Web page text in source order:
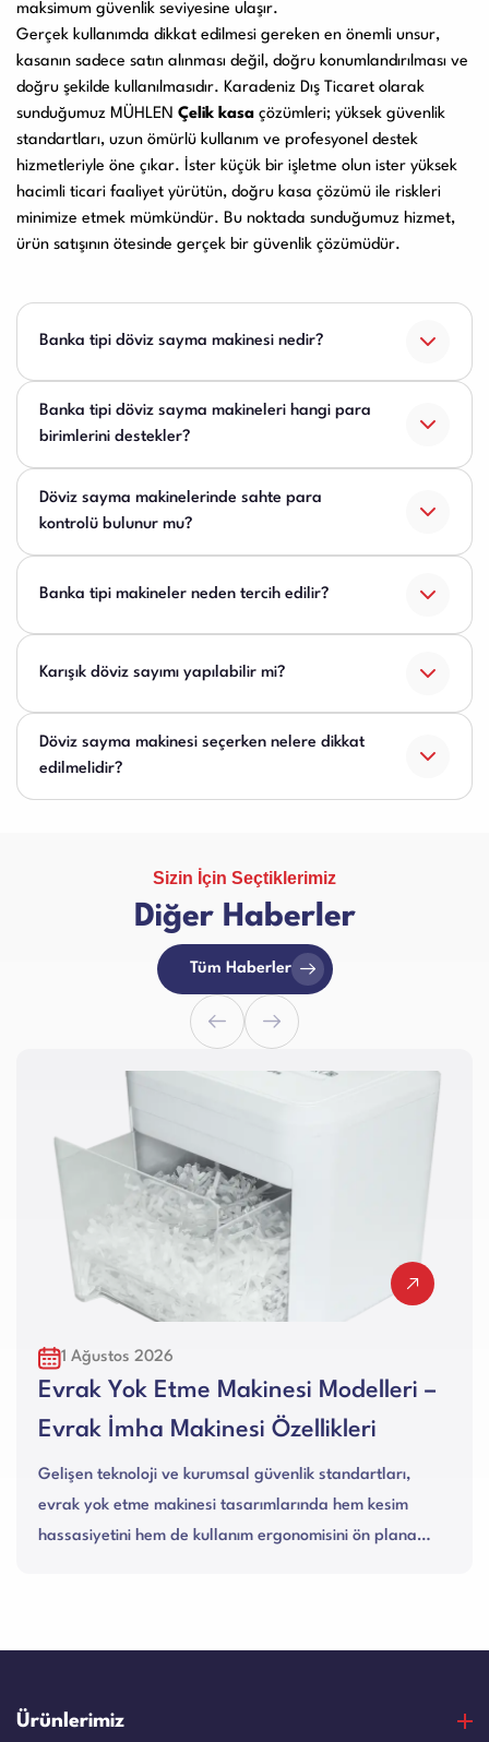
maksimum güvenlik seviyesine ulaşır.
Gerçek kullanımda dikkat edilmesi gereken en önemli unsur,
kasanın sadece satın alınması değil, doğru konumlandırılması ve
doğru şekilde kullanılmasıdır. Karadeniz Dış Ticaret olarak
sunduğumuz MÜHLEN Çelik kasa çözümleri; yüksek güvenlik
standartları, uzun ömürlü kullanım ve profesyonel destek
hizmetleriyle öne çıkar. İster küçük bir işletme olun ister yüksek
hacimli ticari faaliyet yürütün, doğru kasa çözümü ile riskleri
minimize etmek mümkündür. Bu noktada sunduğumuz hizmet,
ürün satışının ötesinde gerçek bir güvenlik çözümüdür.
Banka tipi döviz sayma makinesi nedir?
Banka tipi döviz sayma makineleri hangi para
birimlerini destekler?
Döviz sayma makinelerinde sahte para
kontrolü bulunur mu?
Banka tipi makineler neden tercih edilir?
Karışık döviz sayımı yapılabilir mi?
Döviz sayma makinesi seçerken nelere dikkat
edilmelidir?
Sizin İçin Seçtiklerimiz
Diğer Haberler
Tüm Haberler
–
kesim
ön plana
Karton Ambalaj Makinesi
Alanları Nelerdir?
Endüstriyel üretim tesislerinden e-
merkezlerine kadar geniş bir
karton ambalaj makinesi, atık kağıt ve
Ürünlerimiz